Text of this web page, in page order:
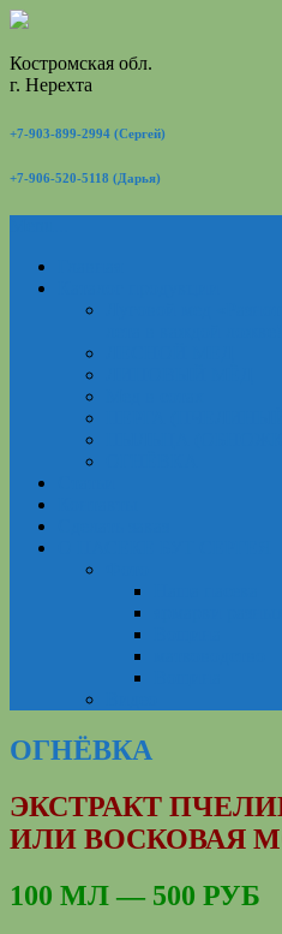
Костромская обл.
г. Нерехта
+7-903-899-2994 (Сергей)
+7-906-520-5118 (Дарья)
ОГНЁВКА
ЭКСТРАКТ
ИЛИ ВОСКОВАЯ
100 МЛ — 500 РУБ